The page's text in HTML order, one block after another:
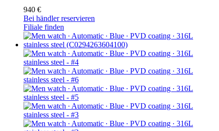
940 €
Bei händler reservieren
Filiale finden